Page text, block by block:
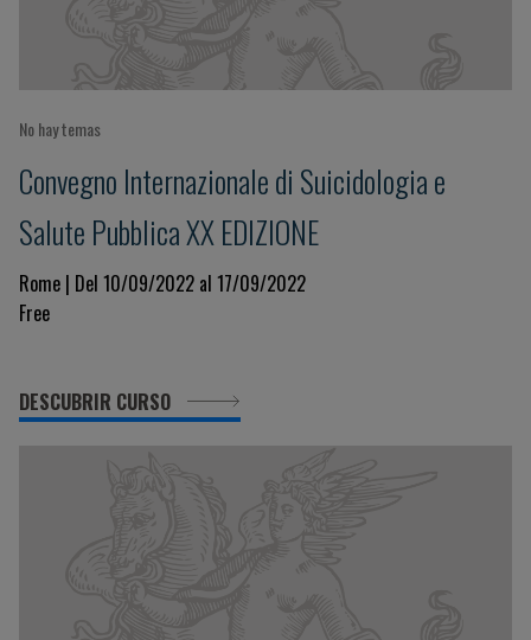
No hay temas
Convegno Internazionale di Suicidologia e
Salute Pubblica XX EDIZIONE
Rome | Del 10/09/2022 al 17/09/2022
Free
DESCUBRIR CURSO